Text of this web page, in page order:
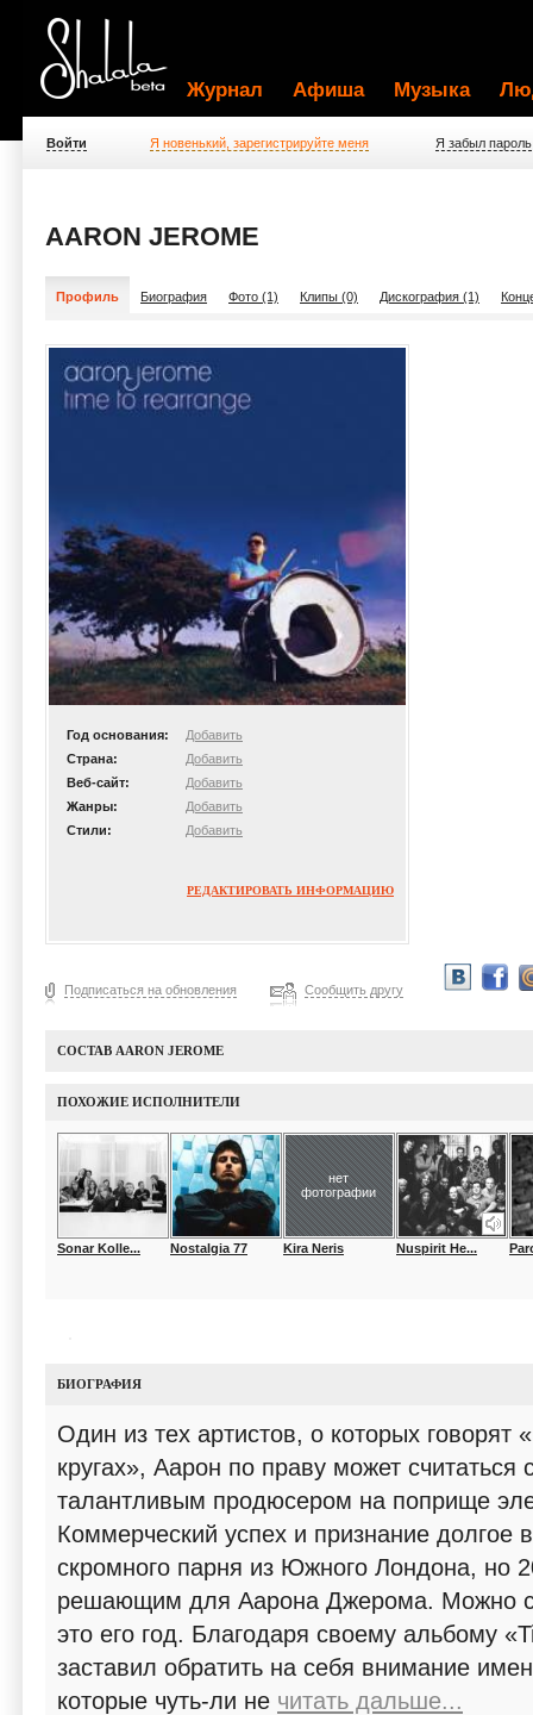
Журнал Афиша Музыка
Войти Я новенький, зарегистрируйте меня Я забыл пароль
AARON JEROME
Профиль Биография Фото (1) Клипы (0) Дискография (1)
Год основания:
Добавить
Страна:
Добавить
Веб-сайт:
Добавить
Жанры:
Добавить
Стили:
Добавить
РЕДАКТИРОВАТЬ ИНФОРМАЦИЮ
Подписаться на обновления Сообщить другу
СОСТАВ AARON JEROME
ПОХОЖИЕ ИСПОЛНИТЕЛИ
Sonar Kolle... Nostalgia 77
нет
фотографии
Kira Neris Nuspirit He...
БИОГРАФИЯ
Один из тех артистов, о которых говорят
кругах», Аарон по праву может
талантливым продюсером на поприще
Коммерческий успех и признание долгое
скромного парня из Южного Лондона, но
решающим для Аарона Джерома. Можно с
это его год. Благодаря своему альбому
заставил обратить на себя внимание
которые чуть-ли не читать дальше...